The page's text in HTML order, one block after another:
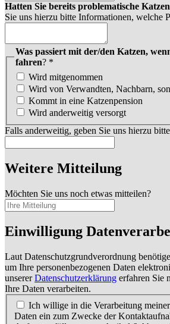
Hatten Sie bereits problematische
Sie uns hierzu bitte Informationen, welche
Was passiert mit der/den Katzen,
fahren? *
Wird mitgenommen
Wird von Verwandten, Nachbarn,
Kommt in eine Katzenpension
Wird anderweitig versorgt
Falls anderweitig, geben Sie uns hierzu
Weitere Mitteilung
Möchten Sie uns noch etwas mitteilen?
Einwilligung
Laut Datenschutzgrundverordnung
um Ihre personenbezogenen Daten
unsererDatenschutzerklärung erfahren Sie
Ihre Daten verarbeiten.
Ich willige in die Verarbeitung
Daten ein zum Zwecke der